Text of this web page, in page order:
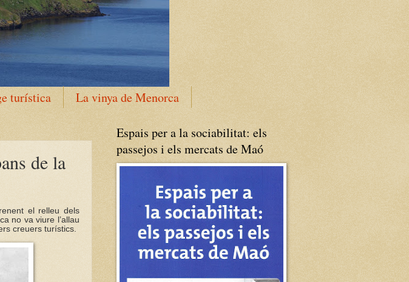
turística La vinya de Menorca
de la
el relleu dels
no va viure l’allau
creuers turístics.
Espais per a la sociabilitat: els
passejos i els mercats de Maó